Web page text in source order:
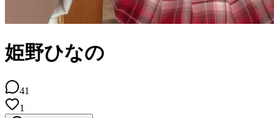
姫野ひなの
41
1